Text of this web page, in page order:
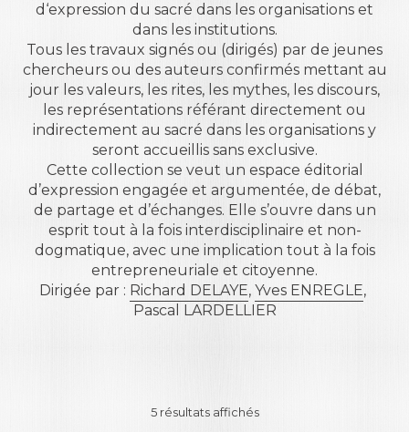
d‘expression du sacré dans les organisations et
dans les institutions.
Tous les travaux signés ou (dirigés) par de jeunes
chercheurs ou des auteurs confirmés mettant au
jour les valeurs, les rites, les mythes, les discours,
les représentations référant directement ou
indirectement au sacré dans les organisations y
seront accueillis sans exclusive.
Cette collection se veut un espace éditorial
d’expression engagée et argumentée, de débat,
de partage et d’échanges. Elle s’ouvre dans un
esprit tout à la fois interdisciplinaire et non-
dogmatique, avec une implication tout à la fois
entrepreneuriale et citoyenne.
Dirigée par : Richard DELAYE, Yves ENREGLE,
Pascal LARDELLIER
5 résultats affichés